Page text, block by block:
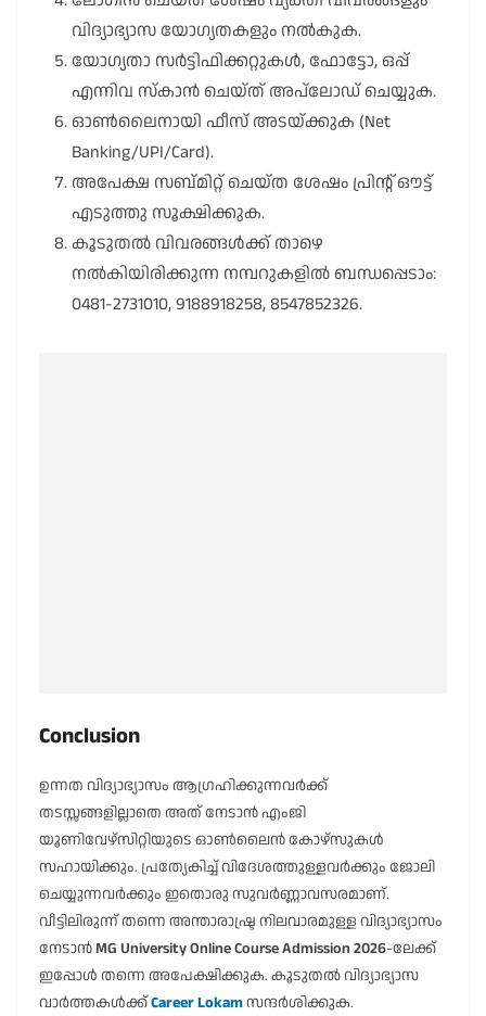
വിദ്യാഭ്യാസ യോഗ്യതകളും നൽകുക.
യോഗ്യതാ സർട്ടിഫിക്കറ്റുകൾ, ഫോട്ടോ, ഒപ്പ്
എന്നിവ സ്കാൻ ചെയ്ത് അപ്‌ലോഡ് ചെയ്യുക.
ഓൺലൈനായി ഫീസ് അടയ്ക്കുക (Net
Banking/UPI/Card).
അപേക്ഷ സബ്മിറ്റ് ചെയ്ത ശേഷം പ്രിന്റ് ഔട്ട്
എടുത്തു സൂക്ഷിക്കുക.
കൂടുതൽ വിവരങ്ങൾക്ക് താഴെ
നൽകിയിരിക്കുന്ന നമ്പറുകളിൽ ബന്ധപ്പെടാം:
0481-2731010, 9188918258, 8547852326.
Conclusion
ഉന്നത വിദ്യാഭ്യാസം ആഗ്രഹിക്കുന്നവർക്ക്
തടസ്സങ്ങളില്ലാതെ അത് നേടാൻ എംജി
യൂണിവേഴ്സിറ്റിയുടെ ഓൺലൈൻ കോഴ്സുകൾ
സഹായിക്കും. പ്രത്യേകിച്ച് വിദേശത്തുള്ളവർക്കും ജോലി
ചെയ്യുന്നവർക്കും ഇതൊരു സുവർണ്ണാവസരമാണ്.
വീട്ടിലിരുന്ന് തന്നെ അന്താരാഷ്ട്ര നിലവാരമുള്ള വിദ്യാഭ്യാസം
നേടാൻMG University Online Course Admission 2026-ലേക്ക്
ഇപ്പോൾ തന്നെ അപേക്ഷിക്കുക. കൂടുതൽ വിദ്യാഭ്യാസ
വാർത്തകൾക്ക്Career Lokamസന്ദർശിക്കുക.